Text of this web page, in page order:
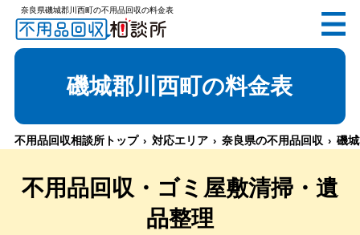
奈良県磯城郡川西町の不用品回収の料金表
電話で無料お見積り（受付 8:30-17:30）
磯城郡川西町の料金表
不用品回収相談所トップ 対応エリア 奈良県の不用品回収 磯
不用品回収・ゴミ屋敷清掃・遺
品整理